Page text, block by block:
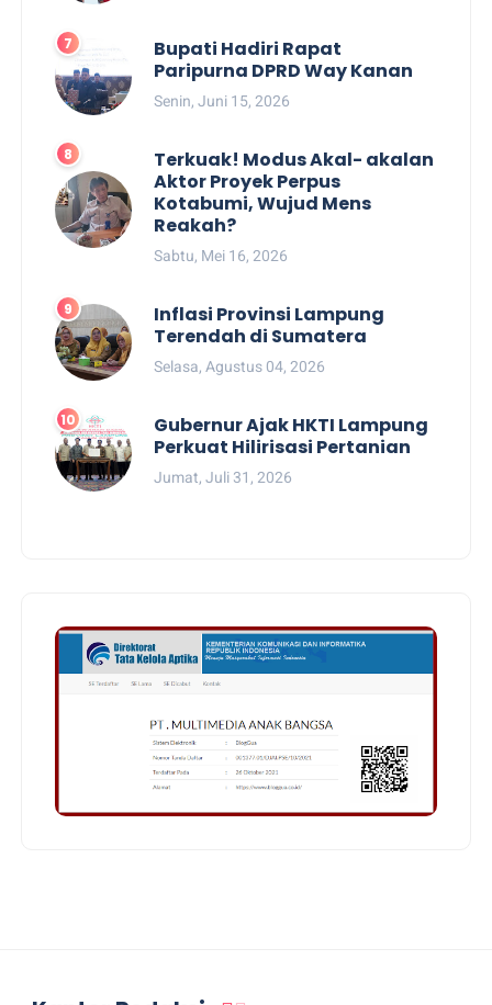
Bupati Hadiri Rapat
Paripurna DPRD Way Kanan
Senin, Juni 15, 2026
Terkuak! Modus Akal- akalan
Aktor Proyek Perpus
Kotabumi, Wujud Mens
Reakah?
Sabtu, Mei 16, 2026
Inflasi Provinsi Lampung
Terendah di Sumatera
Selasa, Agustus 04, 2026
Gubernur Ajak HKTI Lampung
Perkuat Hilirisasi Pertanian
Jumat, Juli 31, 2026